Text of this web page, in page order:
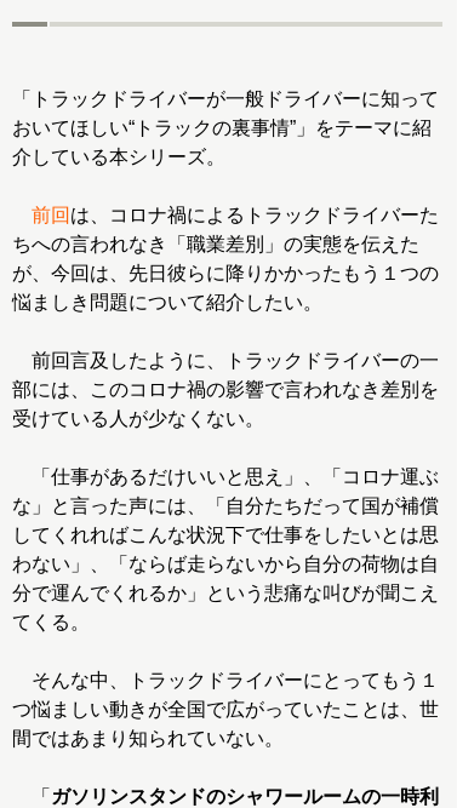
「トラックドライバーが一般ドライバーに知って
おいてほしい“トラックの裏事情”」をテーマに紹
介している本シリーズ。
前回 は、コロナ禍によるトラックドライバーた
ちへの言われなき「職業差別」の実態を伝えた
が、今回は、先日彼らに降りかかったもう１つの
悩ましき問題について紹介したい。
前回言及したように、トラックドライバーの一
部には、このコロナ禍の影響で言われなき差別を
受けている人が少なくない。
「仕事があるだけいいと思え」、「コロナ運ぶ
な」と言った声には、「自分たちだって国が補償
してくれればこんな状況下で仕事をしたいとは思
わない」、「ならば走らないから自分の荷物は自
分で運んでくれるか」という悲痛な叫びが聞こえ
てくる。
そんな中、トラックドライバーにとってもう１
つ悩ましい動きが全国で広がっていたことは、世
間ではあまり知られていない。
「 ガソリンスタンドのシャワールームの一時利